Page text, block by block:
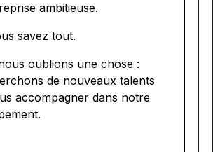
ambitieuse.
savez tout.
oublions une chose :
de nouveaux talents
accompagner dans notre